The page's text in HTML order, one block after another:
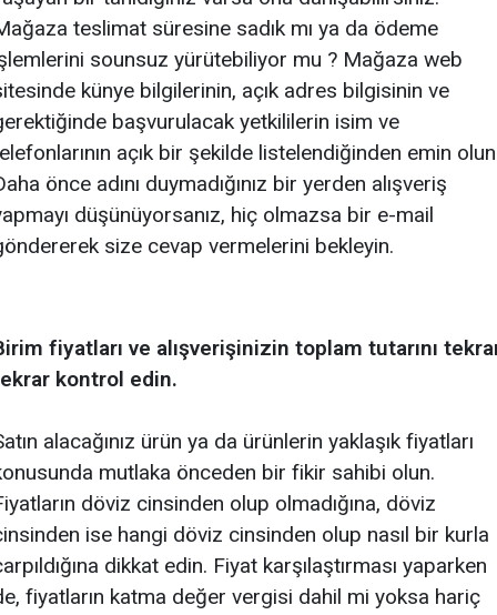
teslimat süresine sadık mı ya da ödeme
sounsuz yürütebiliyor mu ? Mağaza web
künye bilgilerinin, açık adres bilgisinin ve
başvurulacak yetkililerin isim ve
açık bir şekilde listelendiğinden emin
önce adını duymadığınız bir yerden alışveriş
düşünüyorsanız, hiç olmazsa bir e-mail
size cevap vermelerini bekleyin.
fiyatları ve alışverişinizin toplam tutarını
kontrol edin.
alacağınız ürün ya da ürünlerin yaklaşık fiyatları
mutlaka önceden bir fikir sahibi olun.
döviz cinsinden olup olmadığına, döviz
ise hangi döviz cinsinden olup nasıl bir kurla
dikkat edin. Fiyat karşılaştırması yaparken
fiyatların katma değer vergisi dahil mi yoksa hariç